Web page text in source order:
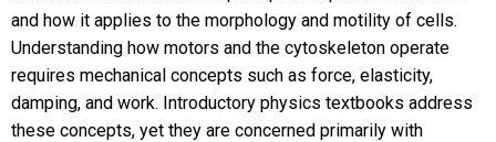
and how it applies to the morphology and motility of cells.
Understanding how motors and the cytoskeleton operate
requires mechanical concepts such as force, elasticity,
damping, and work. Introductory physics textbooks address
these concepts, yet they are concerned primarily with